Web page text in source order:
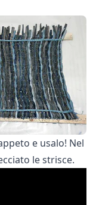
e usalo! Nel
le strisce.